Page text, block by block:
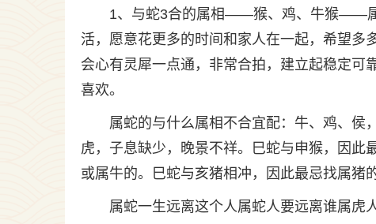
1、与蛇3合的属相——猴、鸡、牛猴——属
活，愿意花更多的时间和家人在一起，希望多
会心有灵犀一点通，非常合拍，建立起稳定
喜欢。
属蛇的与什么属相不合宜配：牛、鸡、侯
虎，子息缺少，晚景不祥。巳蛇与申猴，因此
或属牛的。巳蛇与亥猪相冲，因此最忌找属猪
属蛇一生远离这个人属蛇人要远离谁属虎